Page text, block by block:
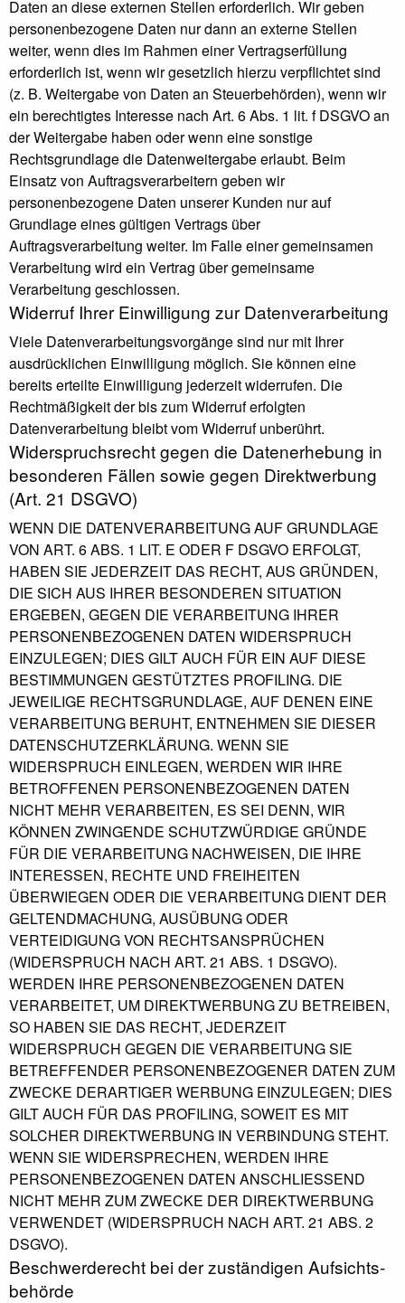
Daten an diese externen Stellen erforderlich. Wir geben
personenbezogene Daten nur dann an externe Stellen
weiter, wenn dies im Rahmen einer Vertragserfüllung
erforderlich ist, wenn wir gesetzlich hierzu verpflichtet sind
(z. B. Weitergabe von Daten an Steuerbehörden), wenn wir
ein berechtigtes Interesse nach Art. 6 Abs. 1 lit. f DSGVO an
der Weitergabe haben oder wenn eine sonstige
Rechtsgrundlage die Datenweitergabe erlaubt. Beim
Einsatz von Auftragsverarbeitern geben wir
personenbezogene Daten unserer Kunden nur auf
Grundlage eines gültigen Vertrags über
Auftragsverarbeitung weiter. Im Falle einer gemeinsamen
Verarbeitung wird ein Vertrag über gemeinsame
Verarbeitung geschlossen.
Widerruf Ihrer Einwilligung zur Datenverarbeitung
Viele Datenverarbeitungsvorgänge sind nur mit Ihrer
ausdrücklichen Einwilligung möglich. Sie können eine
bereits erteilte Einwilligung jederzeit widerrufen. Die
Rechtmäßigkeit der bis zum Widerruf erfolgten
Datenverarbeitung bleibt vom Widerruf unberührt.
Widerspruchsrecht gegen die Datenerhebung in
besonderen Fällen sowie gegen Direktwerbung
(Art. 21 DSGVO)
WENN DIE DATENVERARBEITUNG AUF GRUNDLAGE
VON ART. 6 ABS. 1 LIT. E ODER F DSGVO ERFOLGT,
HABEN SIE JEDERZEIT DAS RECHT, AUS GRÜNDEN,
DIE SICH AUS IHRER BESONDEREN SITUATION
ERGEBEN, GEGEN DIE VERARBEITUNG IHRER
PERSONENBEZOGENEN DATEN WIDERSPRUCH
EINZULEGEN; DIES GILT AUCH FÜR EIN AUF DIESE
BESTIMMUNGEN GESTÜTZTES PROFILING. DIE
JEWEILIGE RECHTSGRUNDLAGE, AUF DENEN EINE
VERARBEITUNG BERUHT, ENTNEHMEN SIE DIESER
DATENSCHUTZERKLÄRUNG. WENN SIE
WIDERSPRUCH EINLEGEN, WERDEN WIR IHRE
BETROFFENEN PERSONENBEZOGENEN DATEN
NICHT MEHR VERARBEITEN, ES SEI DENN, WIR
KÖNNEN ZWINGENDE SCHUTZWÜRDIGE GRÜNDE
FÜR DIE VERARBEITUNG NACHWEISEN, DIE IHRE
INTERESSEN, RECHTE UND FREIHEITEN
ÜBERWIEGEN ODER DIE VERARBEITUNG DIENT DER
GELTENDMACHUNG, AUSÜBUNG ODER
VERTEIDIGUNG VON RECHTSANSPRÜCHEN
(WIDERSPRUCH NACH ART. 21 ABS. 1 DSGVO).
WERDEN IHRE PERSONENBEZOGENEN DATEN
VERARBEITET, UM DIREKTWERBUNG ZU BETREIBEN,
SO HABEN SIE DAS RECHT, JEDERZEIT
WIDERSPRUCH GEGEN DIE VERARBEITUNG SIE
BETREFFENDER PERSONENBEZOGENER DATEN ZUM
ZWECKE DERARTIGER WERBUNG EINZULEGEN; DIES
GILT AUCH FÜR DAS PROFILING, SOWEIT ES MIT
SOLCHER DIREKTWERBUNG IN VERBINDUNG STEHT.
WENN SIE WIDERSPRECHEN, WERDEN IHRE
PERSONENBEZOGENEN DATEN ANSCHLIESSEND
NICHT MEHR ZUM ZWECKE DER DIREKTWERBUNG
VERWENDET (WIDERSPRUCH NACH ART. 21 ABS. 2
DSGVO).
Beschwerde­recht bei der zuständigen Aufsichts­
behörde